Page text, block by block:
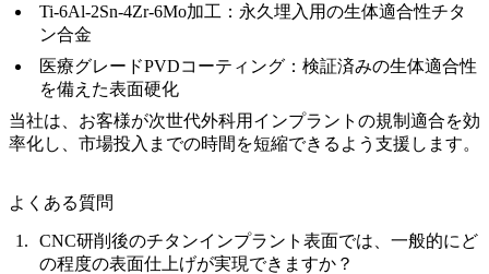
Ti-6Al-2Sn-4Zr-6Mo加工 ：永久埋入用の生体適合性チタ
ン合金
医療グレードPVDコーティング ：検証済みの生体適合性
を備えた表面硬化
当社は、お客様が次世代外科用インプラントの規制適合を効
率化し、市場投入までの時間を短縮できるよう支援します。
よくある質問
CNC研削後のチタンインプラント表面では、一般的にど
の程度の表面仕上げが実現できますか？